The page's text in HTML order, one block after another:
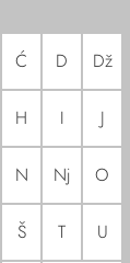
Ć D Dž
H I J
N Nj O
Š T U